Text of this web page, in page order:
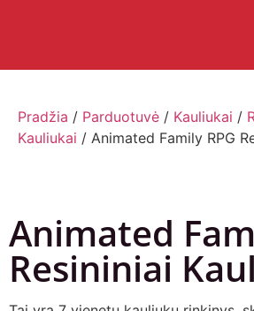
Pradžia / Parduotuvė / Kauliukai /
Kauliukai / Animated Family RPG
Animated
Resininiai